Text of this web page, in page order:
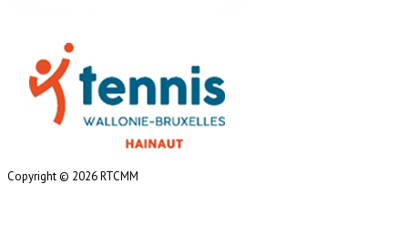
Copyright © 2026 RTCMM